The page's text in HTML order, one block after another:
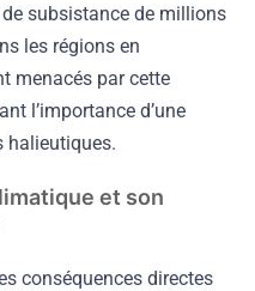
de subsistance de millions
les régions en
menacés par cette
l’importance d’une
halieutiques.
et son
conséquences directes